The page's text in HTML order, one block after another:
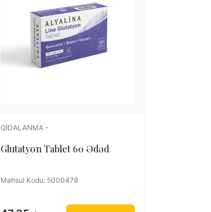
QIDALANMA -
Glutatyon Tablet 60 Ədəd
Məhsul Kodu: 5000478